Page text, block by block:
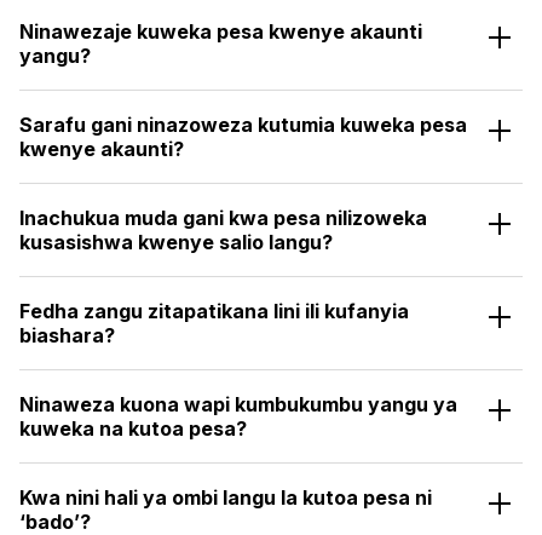
na aina ya akaunti.
Ninawezaje kuweka pesa kwenye akaunti
yangu?
Unaweza kuingia katika eneo lako la mwanachama na
uchague chaguo la kulipa unalopendelea na kiasi cha
pesa za kuweka.
Sarafu gani ninazoweza kutumia kuweka pesa
kwenye akaunti?
Unaweza kuweka pesa kwenye akaunti kwa kutumia
sarafu yoyote unayopendelea kwenye akaunti yetu
ya USD, ambayo itafuata viwango vya ubadilishaji
sarafu vya siku hiyo.
Inachukua muda gani kwa pesa nilizoweka
kusasishwa kwenye salio langu?
Pesa huwekwa papo hapo! Utaweza kuona salio la
akaunti yako lililosasishwa ndani ya dakika 60
Fedha zangu zitapatikana lini ili kufanyia
biashara?
Unaweza kuanza kufanya biashara mara tu salio lako
litakaposasishwa.
Ninaweza kuona wapi kumbukumbu yangu ya
kuweka na kutoa pesa?
Unaweza kuingia katika eneo lako la mwanachama ili
kuona shughuli zote za malipo zinazohusiana na
kuweka, kutoa na kuhamisha pesa.
Kwa nini hali ya ombi langu la kutoa pesa ni
‘bado’?